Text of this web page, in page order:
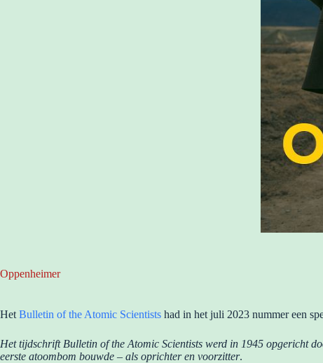
Oppenheimer
Het Bulletin of the Atomic Scientists had in het juli 2023 nummer een
Het tijdschrift Bulletin of the Atomic Scientists werd in 1945 opgericht
eerste atoombom bouwde – als oprichter en voorzitter.